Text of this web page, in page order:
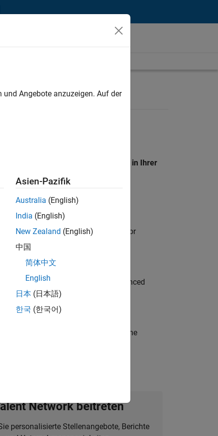
Standort, um alle Stellenangebote in Ihrer
MATLAB & Simulink workflows for
Energy technologies? Experienced
products and systems in the
Network beitreten
personalisierte Stellenangebote, Berichte
Angebote anzuzeigen. Auf der
Asien-Pazifik
Australia (English)
India (English)
New Zealand (English)
中国
简体中文
English
日本 (日本語)
한국 (한국어)